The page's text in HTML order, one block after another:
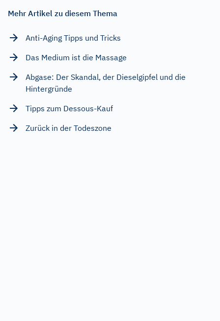
Mehr Artikel zu diesem Thema
Anti-Aging Tipps und Tricks
Das Medium ist die Massage
Abgase: Der Skandal, der Dieselgipfel und die
Hintergründe
Tipps zum Dessous-Kauf
Zurück in der Todeszone